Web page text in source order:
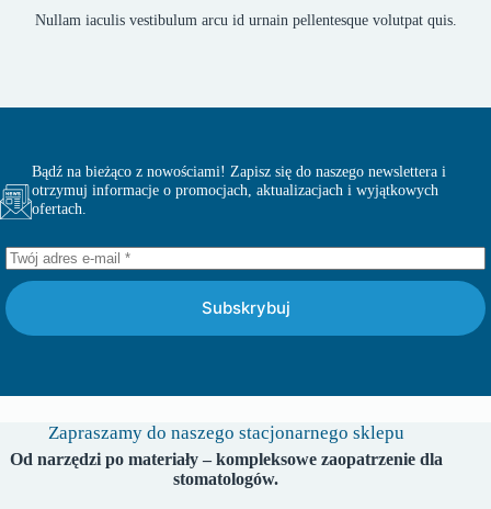
Nullam iaculis vestibulum arcu id urnain pellentesque volutpat quis.
Bądź na bieżąco z nowościami! Zapisz się do naszego newslettera i
otrzymuj informacje o promocjach, aktualizacjach i wyjątkowych
ofertach.
Subskrybuj
Zapraszamy do naszego stacjonarnego sklepu
Od narzędzi po materiały – kompleksowe zaopatrzenie dla
stomatologów.